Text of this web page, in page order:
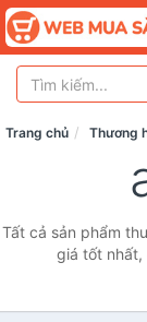
Trang chủ Thương
Tất cả sản phẩm
giá tốt nhất,